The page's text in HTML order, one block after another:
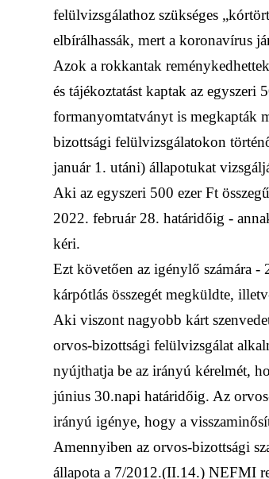
felülvizsgálathoz szükséges
elbírálhassák, mert a koronavírus
Azok a rokkantak
és tájékoztatást kaptak az egyszeri
formanyomtatványt is megkapták
bizottsági felülvizsgálatokon
január 1. utáni) állapotukat
Aki az egyszeri 500 ezer Ft
2022. február 28. határidőig -
kéri.
Ezt követően az igénylő számára
kárpótlás összegét megküldte,
Aki viszont nagyobb kárt
orvos-bizottsági felülvizsgálat
nyújthatja be az irányú kérelmét,
június 30.napi határidőig. Az
irányú igénye, hogy a
Amennyiben az orvos-bizottsági
állapota a 7/2012.(II.14.) NEFMI